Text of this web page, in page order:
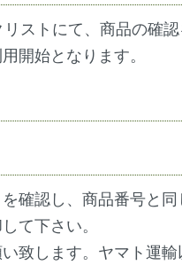
ストにて、商品の確認
開始となります。
確認し、商品番号と
て下さい。
致します。ヤマト運